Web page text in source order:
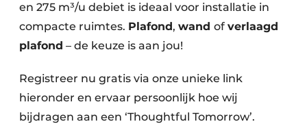
Dak & Gevel
Houtbouw
Interieurarchitectuur
en 275 m³/u debiet is ideaal voor installatie in
compacte ruimtes. Plafond, wand of verlaagd
plafond – de keuze is aan jou!
Registreer nu gratis via onze unieke link
hieronder en ervaar persoonlijk hoe wij
bijdragen aan een ‘Thoughtful Tomorrow’.